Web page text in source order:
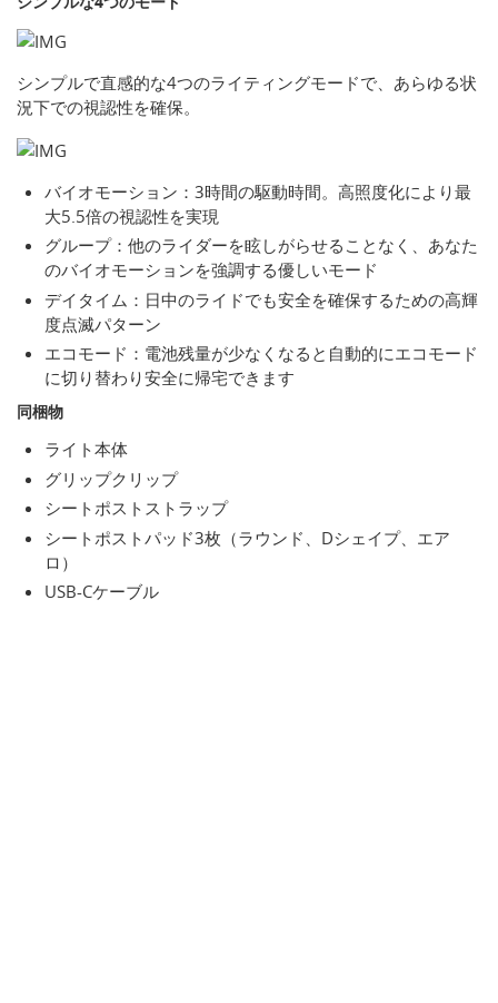
シンプルで直感的な4つのライティングモードで、あらゆる状
況下での視認性を確保。
バイオモーション：3時間の駆動時間。高照度化により最
大5.5倍の視認性を実現
グループ：他のライダーを眩しがらせることなく、あなた
のバイオモーションを強調する優しいモード
デイタイム：日中のライドでも安全を確保するための高輝
度点滅パターン
エコモード：電池残量が少なくなると自動的にエコモード
に切り替わり安全に帰宅できます
同梱物
ライト本体
グリップクリップ
シートポストストラップ
シートポストパッド3枚（ラウンド、Dシェイプ、エア
ロ）
USB-Cケーブル